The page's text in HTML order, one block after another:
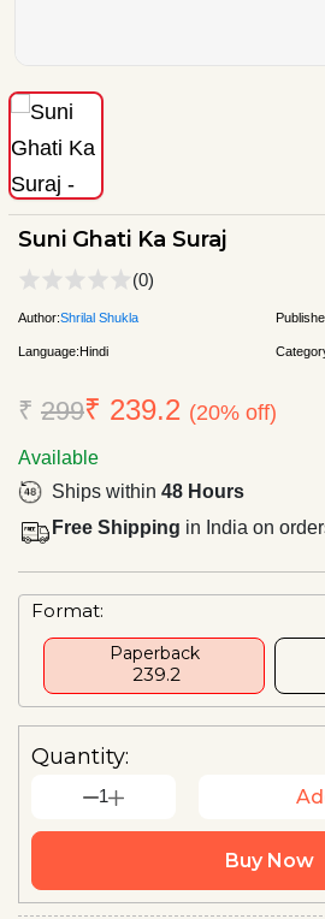
Suni Ghati Ka Suraj
(0)
Author:Shrilal Shukla
Language:Hindi
₹ 299₹ 239.2 (20% off)
Available
Ships within 48 Hours
Free Shipping in India on
Format:
Paperback
₹ 239.2
Quantity:
1
Buy Now